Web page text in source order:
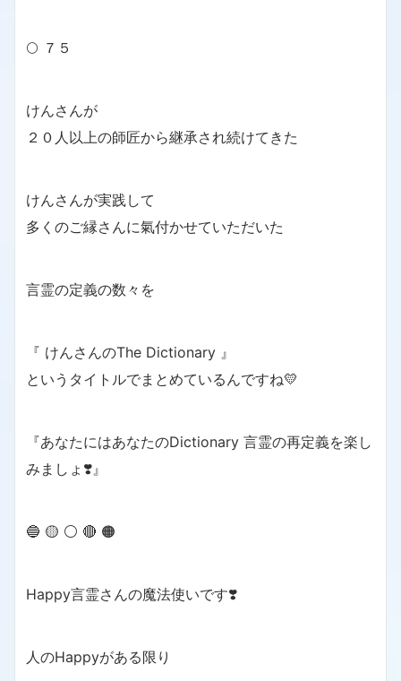
🌕 ７５
けんさんが
２０人以上の師匠から継承され続けてきた
けんさんが実践して
多くのご縁さんに氣付かせていただいた
言霊の定義の数々を
『 けんさんのThe Dictionary 』
というタイトルでまとめているんですね💛
『あなたにはあなたのDictionary 言霊の再定義を楽し
みましょ❣️』
🔵 🟡 ⚪️ 🔴 🟠
Happy言霊さんの魔法使いです❣️
人のHappyがある限り